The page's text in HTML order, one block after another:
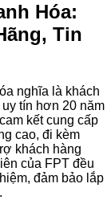
Hóa:
Tin
nghĩa là khách
tín hơn 20 năm
kết cung cấp
cao, đi kèm
khách hàng
của FPT đều
đảm bảo lắp